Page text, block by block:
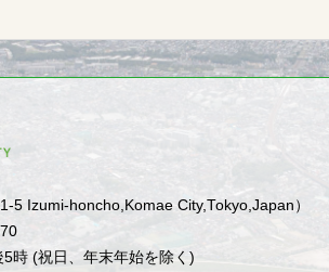
5 Izumi-honcho,Komae City,Tokyo,Japan）
時 (祝日、年末年始を除く)